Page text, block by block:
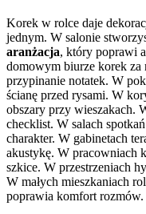
Korek w rolce daje
jednym. W salonie
aranżacja, który poprawi
domowym biurze korek za
przypinanie notatek. W
ścianę przed rysami. W
obszary przy wieszakach.
checklist. W salach
charakter. W gabinetach
akustykę. W pracowniach
szkice. W przestrzeniach
W małych mieszkaniach
poprawia komfort rozmów.